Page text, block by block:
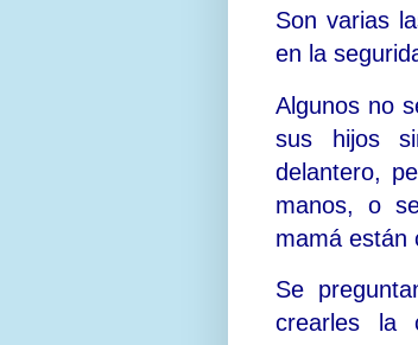
Son varias
en la
Algunos no
sus hijos
delantero,
manos, o
mamá están
Se
crearles la